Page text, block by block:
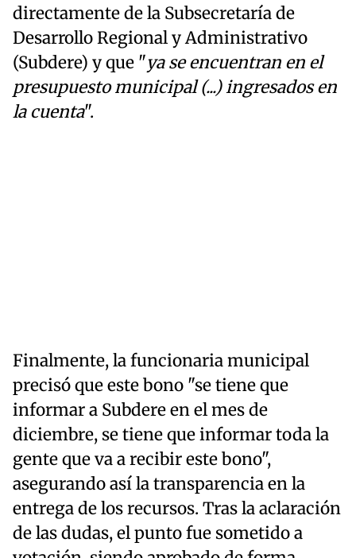
directamente de la Subsecretaría de
Desarrollo Regional y Administrativo
(Subdere) y que "ya se encuentran en el
presupuesto municipal (...) ingresados en
la cuenta".
Finalmente, la funcionaria municipal
precisó que este bono "se tiene que
informar a Subdere en el mes de
diciembre, se tiene que informar toda la
gente que va a recibir este bono",
asegurando así la transparencia en la
entrega de los recursos. Tras la aclaración
de las dudas, el punto fue sometido a